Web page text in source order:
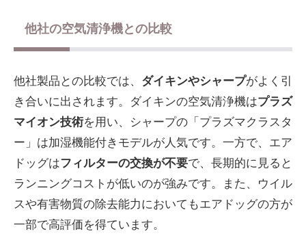
他社の空気清浄機との比較
他社製品との比較では、 ダイキンやシャープがよく引
き合いに出されます。ダイキンの空気清浄機はプラズ
マイオン技術を用い、シャープの「プラズマクラスタ
ー」は加湿機能付きモデルが人気です。一方で、エア
ドッグはフィルターの交換が不要で、長期的に見ると
ランニングコストが低いのが強みです。また、ウイル
スや有害物質の除去能力においてもエアドッグの方が
一部で高評価を得ています。